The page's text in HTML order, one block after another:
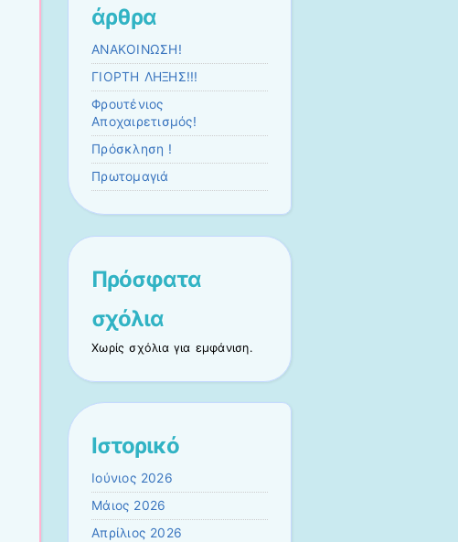
άρθρα
ΑΝΑΚΟΙΝΩΣΗ!
ΓΙΟΡΤΗ ΛΗΞΗΣ!!!
Φρουτένιος
Αποχαιρετισμός!
Πρόσκληση !
Πρωτομαγιά
Πρόσφατα
σχόλια
Χωρίς σχόλια για εμφάνιση.
Ιστορικό
Ιούνιος 2026
Μάιος 2026
Απρίλιος 2026